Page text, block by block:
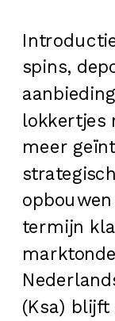
spins,
lokkertjes
meer
termijn
(Ksa)